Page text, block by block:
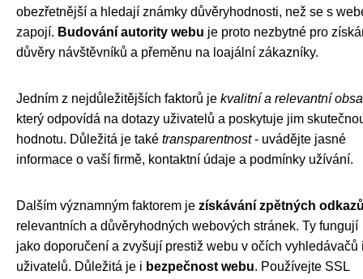
obezřetnější a hledají známky důvěryhodnosti, než se s
zapojí. Budování autority webu je proto nezbytné pro
důvěry návštěvníků a přeměnu na loajální zákazníky.
Jedním z nejdůležitějších faktorů je kvalitní a relevantní
který odpovídá na dotazy uživatelů a poskytuje jim
hodnotu. Důležitá je také transparentnost- uvádějte jasné
informace o vaší firmě, kontaktní údaje a podmínky užívání.
Dalším významným faktorem je získávání zpětných
relevantních a důvěryhodných webových stránek. Ty fungují
jako doporučení a zvyšují prestiž webu v očích vyhledávačů
uživatelů. Důležitá je i bezpečnost webu. Používejte SSL